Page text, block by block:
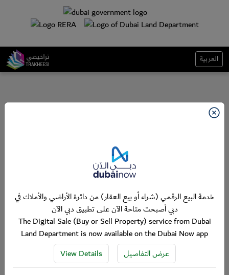
العربية
خدمة البيع الرقمي (شراء أو بيع العقار) من دائرة الأراضي والأملاك في
دبي أصبحت متاحة الآن على تطبيق دبي الآن
The Digital Sale (Buy or Sell Property) service from Dubai
Land Department is now available on the Dubai Now app
View Details
عرض التفاصيل